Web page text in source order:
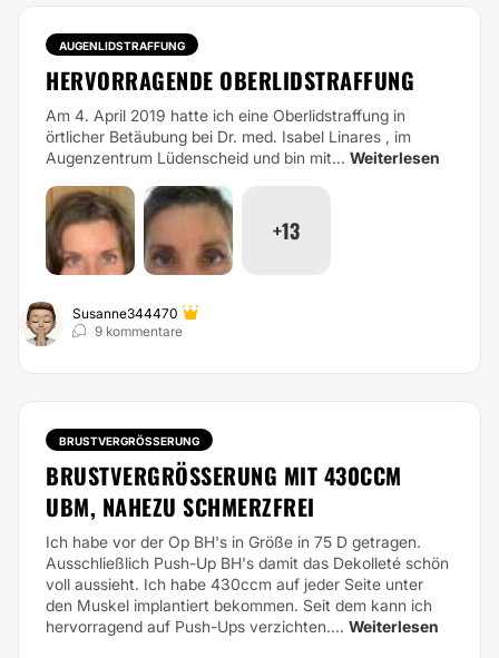
AUGENLIDSTRAFFUNG
HERVORRAGENDE OBERLIDSTRAFFUNG
Am 4. April 2019 hatte ich eine Oberlidstraffung in
örtlicher Betäubung bei Dr. med. Isabel Linares , im
Augenzentrum Lüdenscheid und bin mit... Weiterlesen
+13
Susanne344470
9 kommentare
BRUSTVERGRÖSSERUNG
BRUSTVERGRÖSSERUNG MIT 430CCM U
BM, NAHEZU SCHMERZFREI
Ich habe vor der Op BH's in Größe in 75 D getragen.
Ausschließlich Push-Up BH's damit das Dekolleté schön
voll aussieht. Ich habe 430ccm auf jeder Seite unter
den Muskel implantiert bekommen. Seit dem kann ich
hervorragend auf Push-Ups verzichten.... Weiterlesen